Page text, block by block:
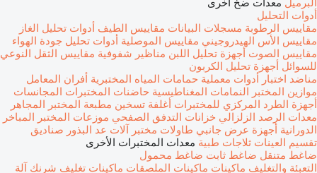
البرميل معدات ضخ أخرى
أدوات التحليل
مقاييس الرطوبة مسجلات البيانات مقاييس الطيف أدوات تحليل الغاز
مقاييس الأس الهيدروجيني مقاييس الموصلية أدوات تحليل جودة الهواء
مقاييس الصوت أجهزة تحليل اللبن مناظير شفوفية مقاييس الثقل النوعي
للسوائل أجهزة تحليل الكربون
مناضد اختبار أدوات معملية حمامات المياه المختبرية أفران المعامل
موازين المختبر النمامات المغناطيسية حاضنات المختبرات المجانسات
أجهزة الطرد المركزي للمختبرات أغلفة تسخين مطبعة المختبر المجاهر
معدات الرصد الزلزالي خزانات التدفق الصفحي موزعات المختبر المباخر
الدورانية أجهزة عرض جانبي طاولات مختبر آلات عد البذور صناديق
تقسيم العينات ثلاجات طبية معدات المختبرات الأخرى
ضاغط متنقل ضاغط ثابت ضاغط محمول
التعبئة والتغليف ماكينات ماكينات الملصقات ماكينات تغليف شرنك آلة